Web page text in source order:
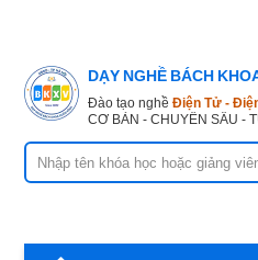
DẠY NGHỀ BÁCH
Đào tạo nghề Điện Tử -
CƠ BẢN - CHUYÊN SÂU -